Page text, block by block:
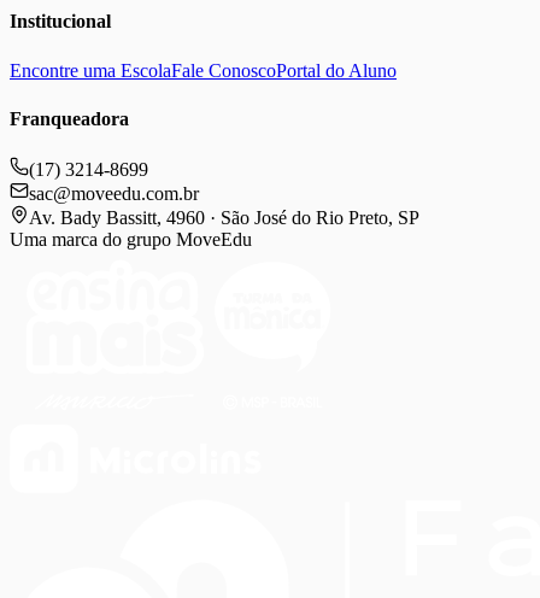
Institucional
Encontre uma EscolaFale ConoscoPortal do Aluno
Franqueadora
(17) 3214-8699
sac@moveedu.com.br
Av. Bady Bassitt, 4960 · São José do Rio Preto, SP
Uma marca do grupo MoveEdu